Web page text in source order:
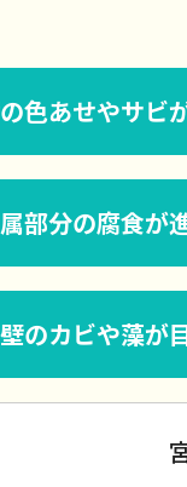
色あせやサビ
部分の腐食が
のカビや藻が